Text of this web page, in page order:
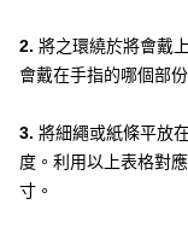
2. 將之環繞於將會戴
會戴在手指的哪個部
3. 將細繩或紙條平放
度。利用以上表格對
寸。